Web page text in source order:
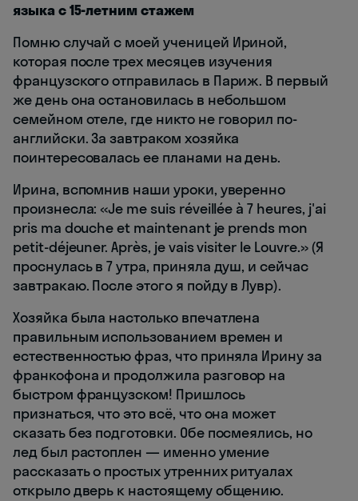
языка с 15-летним стажем
Помню случай с моей ученицей Ириной,
которая после трех месяцев изучения
французского отправилась в Париж. В первый
же день она остановилась в небольшом
семейном отеле, где никто не говорил по-
английски. За завтраком хозяйка
поинтересовалась ее планами на день.
Ирина, вспомнив наши уроки, уверенно
произнесла: «Je me suis réveillée à 7 heures, j'ai
pris ma douche et maintenant je prends mon
petit-déjeuner. Après, je vais visiter le Louvre.» (Я
проснулась в 7 утра, приняла душ, и сейчас
завтракаю. После этого я пойду в Лувр).
Хозяйка была настолько впечатлена
правильным использованием времен и
естественностью фраз, что приняла Ирину за
франкофона и продолжила разговор на
быстром французском! Пришлось
признаться, что это всё, что она может
сказать без подготовки. Обе посмеялись, но
лед был растоплен — именно умение
рассказать о простых утренних ритуалах
открыло дверь к настоящему общению.